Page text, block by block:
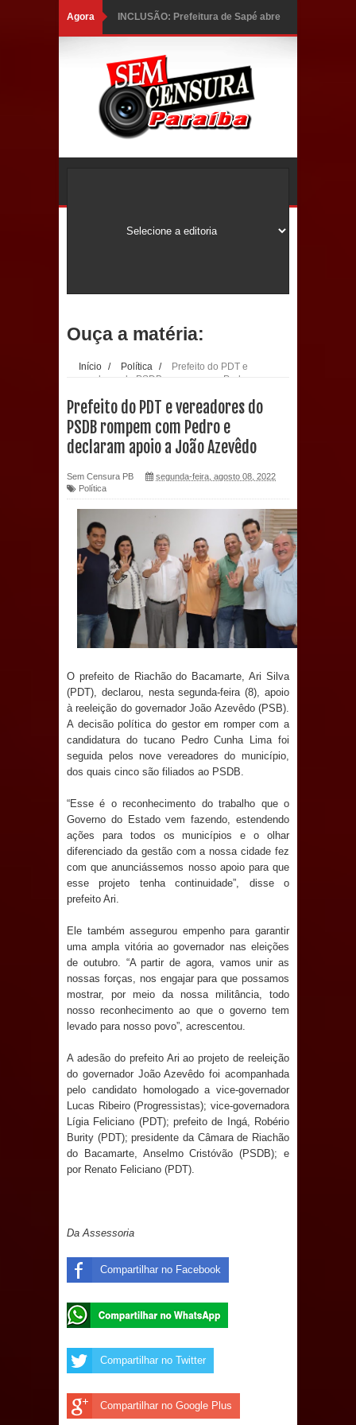
Agora INCLUSÃO: Prefeitura de Sapé abre
Social; veja documentação
necessária!
com a saúde bucal em Marí
PDT da Paraíba faz reunião
preparativa para convenção estadual
Prefeitura de Sapé paga salários
dentro do mês trabalhado e injeta R$
12 milhões na economia
Prefeitura de Sapé desenvolve ações
para preservar tamarindeiro e
revitalizar Memorial Augusto dos
Anjos
O verdadeiro oxigênio do Estado
aborda de maneira inédita no mundo
jurídico brasileiro, temas polêmicos;
Confira!
campanha Julho Neon com ações de
conscientização sobre saúde bucal
Caldas Brandão: gestão municipal
antecipa pagamento do mês de julho
e aquece economia para Festa de
Santana
Saúde Bucal: Mais de 470 próteses
Santana 2026 será neste sábado (25)
e deve atrair grande público
Neta do Sindicato
Ouça a matéria:
Início / Política /
Prefeito do PDT e
vereadores do PSDB rompem com Pedro e
Prefeito do PDT e vereadores do
PSDB rompem com Pedro e
declaram apoio a João Azevêdo
Sem Censura PB
segunda-feira, agosto 08, 2022
Política
O prefeito de Riachão do Bacamarte, Ari Silva
(PDT), declarou, nesta segunda-feira (8), apoio
à reeleição do governador João Azevêdo (PSB).
A decisão política do gestor em romper com a
candidatura do tucano Pedro Cunha Lima foi
seguida pelos nove vereadores do município,
dos quais cinco são filiados ao PSDB.
“Esse é o reconhecimento do trabalho que o
Governo do Estado vem fazendo, estendendo
ações para todos os municípios e o olhar
diferenciado da gestão com a nossa cidade fez
com que anunciássemos nosso apoio para que
esse projeto tenha continuidade”, disse o
prefeito Ari.
Ele também assegurou empenho para garantir
uma ampla vitória ao governador nas eleições
de outubro. “A partir de agora, vamos unir as
nossas forças, nos engajar para que possamos
mostrar, por meio da nossa militância, todo
nosso reconhecimento ao que o governo tem
levado para nosso povo”, acrescentou.
A adesão do prefeito Ari ao projeto de reeleição
do governador João Azevêdo foi acompanhada
pelo candidato homologado a vice-governador
Lucas Ribeiro (Progressistas); vice-governadora
Lígia Feliciano (PDT); prefeito de Ingá, Robério
Burity (PDT); presidente da Câmara de Riachão
do Bacamarte, Anselmo Cristóvão (PSDB); e
por Renato Feliciano (PDT).
Da Assessoria
Compartilhar no Facebook
Compartilhar no Twitter
Compartilhar no Google Plus